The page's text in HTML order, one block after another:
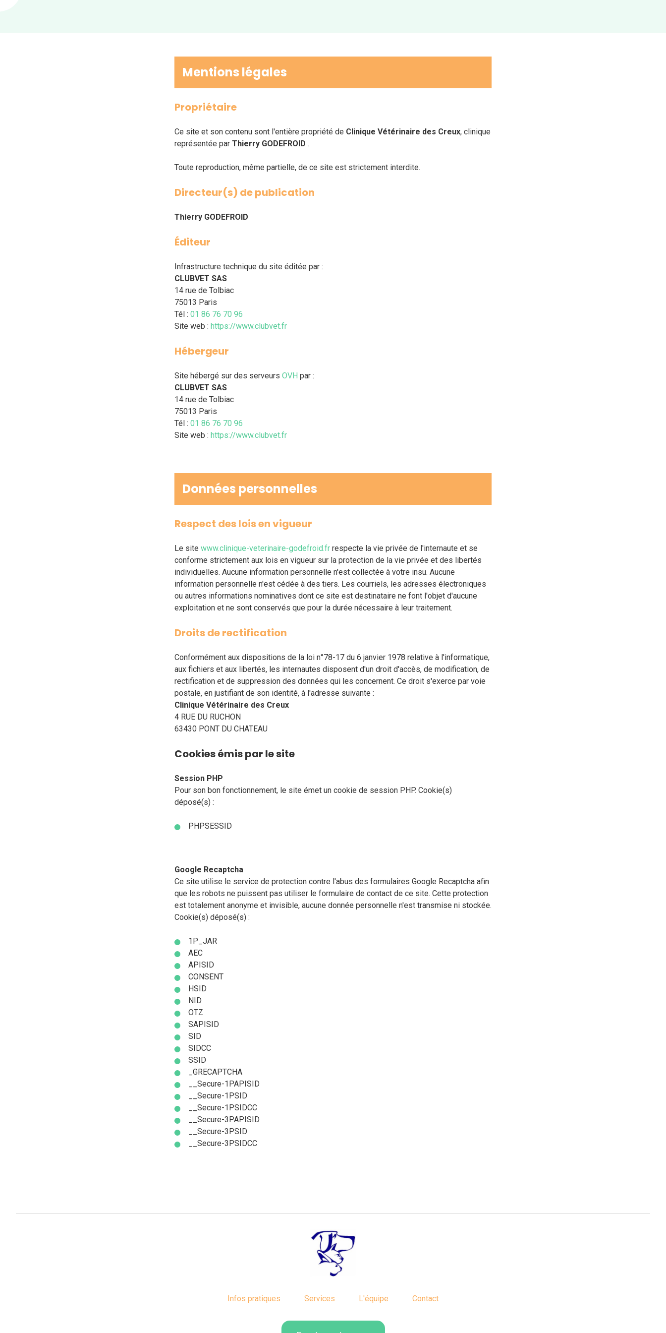
Mentions légales
Propriétaire
Ce site et son contenu sont l'entière propriété de Clinique Vétérinaire des Creux, clinique
représentée par Thierry GODEFROID .
Toute reproduction, même partielle, de ce site est strictement interdite.
Directeur(s) de publication
Thierry GODEFROID
Éditeur
Infrastructure technique du site éditée par :
CLUBVET SAS
14 rue de Tolbiac
75013 Paris
Tél : 01 86 76 70 96
Site web : https://www.clubvet.fr
Hébergeur
Site hébergé sur des serveurs OVH par :
CLUBVET SAS
14 rue de Tolbiac
75013 Paris
Tél : 01 86 76 70 96
Site web : https://www.clubvet.fr
Données personnelles
Respect des lois en vigueur
Le site www.clinique-veterinaire-godefroid.fr respecte la vie privée de l'internaute et se
conforme strictement aux lois en vigueur sur la protection de la vie privée et des libertés
individuelles. Aucune information personnelle n'est collectée à votre insu. Aucune
information personnelle n'est cédée à des tiers. Les courriels, les adresses électroniques
ou autres informations nominatives dont ce site est destinataire ne font l'objet d'aucune
exploitation et ne sont conservés que pour la durée nécessaire à leur traitement.
Droits de rectification
Conformément aux dispositions de la loi n°78-17 du 6 janvier 1978 relative à l'informatique,
aux fichiers et aux libertés, les internautes disposent d'un droit d'accès, de modification, de
rectification et de suppression des données qui les concernent. Ce droit s'exerce par voie
postale, en justifiant de son identité, à l'adresse suivante :
Clinique Vétérinaire des Creux
4 RUE DU RUCHON
63430 PONT DU CHATEAU
Cookies émis par le site
Session PHP
Pour son bon fonctionnement, le site émet un cookie de session PHP. Cookie(s)
déposé(s) :
PHPSESSID
Google Recaptcha
Ce site utilise le service de protection contre l'abus des formulaires Google Recaptcha afin
que les robots ne puissent pas utiliser le formulaire de contact de ce site. Cette protection
est totalement anonyme et invisible, aucune donnée personnelle n'est transmise ni stockée.
Cookie(s) déposé(s) :
1P_JAR
AEC
APISID
CONSENT
HSID
NID
OTZ
SAPISID
SID
SIDCC
SSID
_GRECAPTCHA
__Secure-1PAPISID
__Secure-1PSID
__Secure-1PSIDCC
__Secure-3PAPISID
__Secure-3PSID
__Secure-3PSIDCC
Infos pratiques Services L'équipe Contact